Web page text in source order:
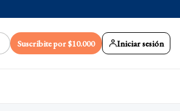
Suscribite por $10.000 Iniciar sesión